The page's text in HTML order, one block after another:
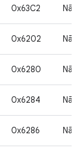
0x63C2 Não
0x6202 Não
0x6280 Não
0x6284 Não
0x6286 Não